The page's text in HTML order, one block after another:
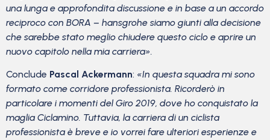
una lunga e approfondita discussione e in base a un accordo
reciproco con BORA – hansgrohe siamo giunti alla decisione
che sarebbe stato meglio chiudere questo ciclo e aprire un
nuovo capitolo nella mia carriera».
Conclude Pascal Ackermann: «In questa squadra mi sono
formato come corridore professionista. Ricorderò in
particolare i momenti del Giro 2019, dove ho conquistato la
maglia Ciclamino. Tuttavia, la carriera di un ciclista
professionista è breve e io vorrei fare ulteriori esperienze e